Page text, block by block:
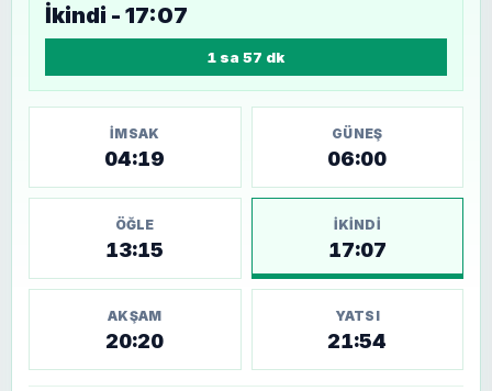
İkindi - 17:07
1 sa 57 dk
İMSAK
04:19
GÜNEŞ
06:00
ÖĞLE
13:15
İKINDI
17:07
AKŞAM
20:20
YATSI
21:54